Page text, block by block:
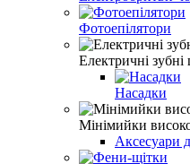
Фотоепілятори
Електричні зубні
Насадки
Мінімийки
Аксесуари